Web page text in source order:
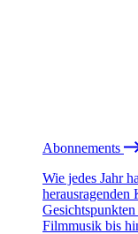
Abonnements
Wie jedes Jahr
herausragenden
Filmmusik bis